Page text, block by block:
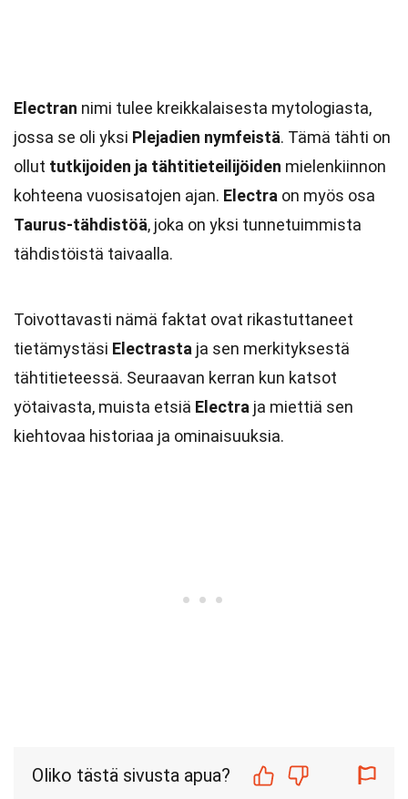
Electran nimi tulee kreikkalaisesta mytologiasta,
jossa se oli yksi Plejadien nymfeistä. Tämä tähti on
ollut tutkijoiden ja tähtitieteilijöiden mielenkiinnon
kohteena vuosisatojen ajan. Electra on myös osa
Taurus-tähdistöä, joka on yksi tunnetuimmista
tähdistöistä taivaalla.
Toivottavasti nämä faktat ovat rikastuttaneet
tietämystäsi Electrasta ja sen merkityksestä
tähtitieteessä. Seuraavan kerran kun katsot
yötaivasta, muista etsiä Electra ja miettiä sen
kiehtovaa historiaa ja ominaisuuksia.
Oliko tästä sivusta apua?